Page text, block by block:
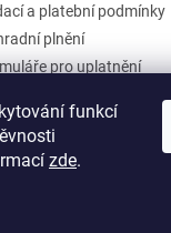
funkcí
zde.
a platební podmínky
plnění
pro uplatnění
objednávka